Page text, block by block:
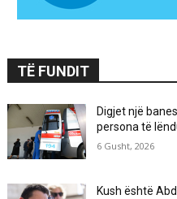
TË FUNDIT
Digjet një
persona të
6 Gusht, 2026
Kush është